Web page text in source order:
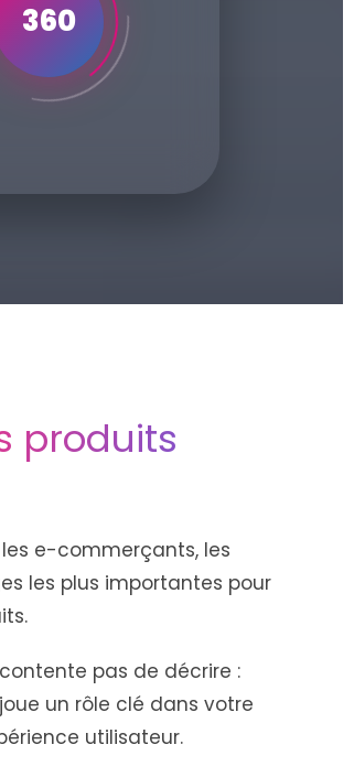
360
produits
e-commerçants, les
les plus importantes pour
pas de décrire :
un rôle clé dans votre
utilisateur.